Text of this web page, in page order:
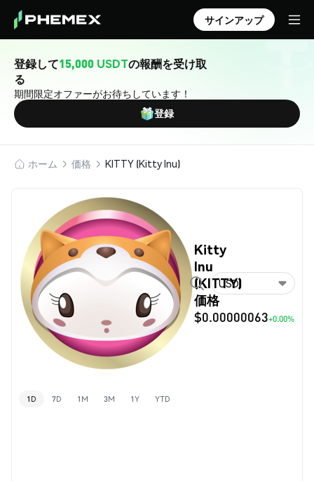
サインアップ
登録して15,000 USDTの報酬を受け取
る
期間限定オファーがお待ちしています！
登録
ホーム 価格 KITTY (Kitty Inu)
Kitty
Inu
(KITTY)
価格
$0.00000063+0.00%
USD
1D 7D 1M 3M 1Y YTD